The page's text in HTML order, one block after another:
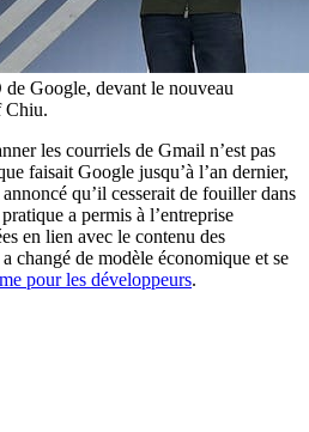
Google, devant le nouveau
Chiu.
les courriels de Gmail n’est pas
faisait Google jusqu’à l’an dernier,
qu’il cesserait de fouiller dans
a permis à l’entreprise
en lien avec le contenu des
changé de modèle économique et se
pour les développeurs.